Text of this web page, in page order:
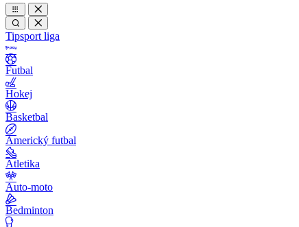
Tipsport liga
Futbal
Hokej
Basketbal
Americký futbal
Atletika
Auto-moto
Bedminton